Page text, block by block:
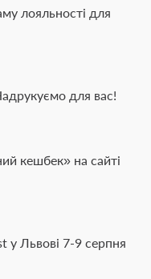
лояльності для
для вас!
кешбек» на сайті
у Львові 7-9 серпня